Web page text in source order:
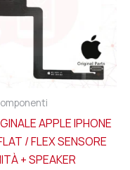
APPLE IPHONE
/ FLEX SENSORE
+ SPEAKER